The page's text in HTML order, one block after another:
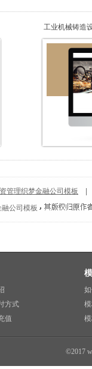
工业机械铸造
管理织梦金融公司模板
公司模板
方式
值
©2017